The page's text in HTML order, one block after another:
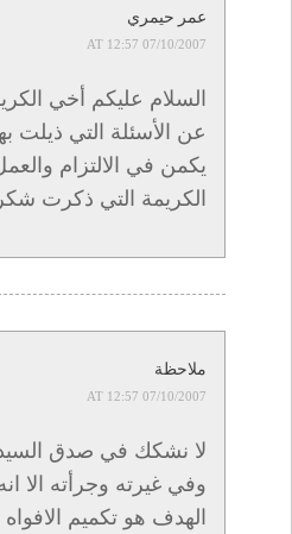
عمر حيمري
07/10/2007 AT 12:57
السلام عليكم أخي
عن الأسئلة التي ذيلت
يكمن في الالتزام والعمل
الكريمة التي ذكرت
ملاحظة
07/10/2007 AT 12:57
لا نشكك في صدق
وفي غيرته وجرأته الا
الهدف هو تكميم الافواه